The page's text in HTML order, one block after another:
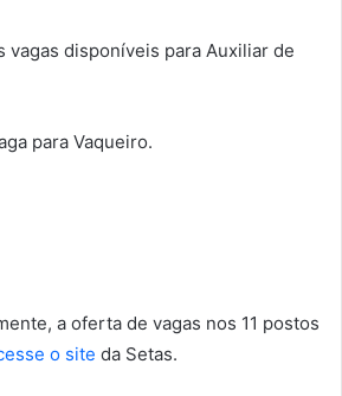
vagas disponíveis para Auxiliar de
para Vaqueiro.
a oferta de vagas nos 11 postos
o site da Setas.